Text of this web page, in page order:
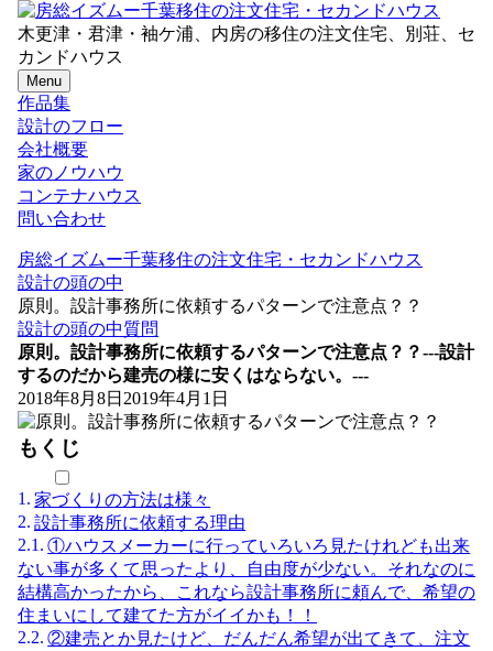
木更津・君津・袖ケ浦、内房の移住の注文住宅、別荘、セ
カンドハウス
Menu
作品集
設計のフロー
会社概要
家のノウハウ
コンテナハウス
問い合わせ
房総イズムー千葉移住の注文住宅・セカンドハウス
設計の頭の中
原則。設計事務所に依頼するパターンで注意点？？
設計の頭の中質問
原則。設計事務所に依頼するパターンで注意点？？---設計
するのだから建売の様に安くはならない。---
2018年8月8日 2019年4月1日
もくじ
家づくりの方法は様々
設計事務所に依頼する理由
①ハウスメーカーに行っていろいろ見たけれども出来
ない事が多くて思ったより、自由度が少ない。それなのに
結構高かったから、これなら設計事務所に頼んで、希望の
住まいにして建てた方がイイかも！！
②建売とか見たけど、だんだん希望が出てきて、注文